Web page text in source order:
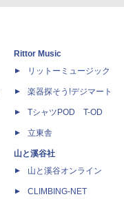
Rittor Music
リットーミュージック
楽器探そう!デジマート
TシャツPOD T-OD
立東舎
山と溪谷社
山と溪谷オンライン
CLIMBING-NET